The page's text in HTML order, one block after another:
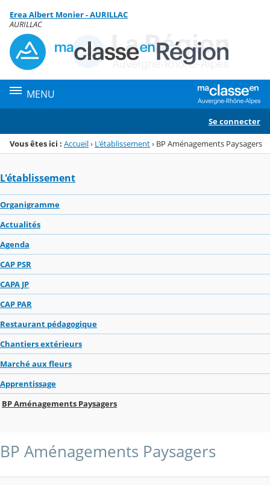
Menu de la rubrique
Contenu
Erea Albert Monier - AURILLAC
AURILLAC
MENU
Se connecter
Vous êtes ici : Accueil› L'établissement› BP Aménagements Paysagers
L'établissement
Organigramme
Actualités
Agenda
CAP PSR
CAPA JP
CAP PAR
Restaurant pédagogique
Chantiers extérieurs
Marché aux fleurs
Apprentissage
BP Aménagements Paysagers
BP Aménagements Paysagers